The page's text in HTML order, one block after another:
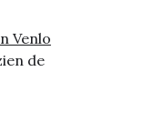
Venlo
de